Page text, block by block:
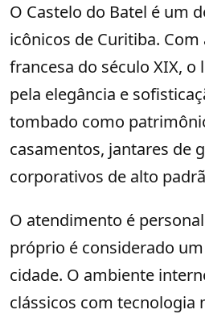
O Castelo do Batel é um
icônicos de Curitiba.
francesa do século XIX, o
pela elegância e
tombado como
casamentos, jantares de
corporativos de alto
O atendimento é
próprio é considerado
cidade. O ambiente
clássicos com tecnologia